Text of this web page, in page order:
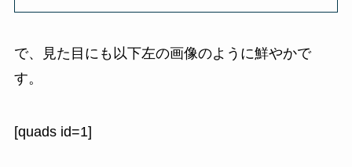
で、見た目にも以下左の画像のように鮮やかで
す。
[quads id=1]